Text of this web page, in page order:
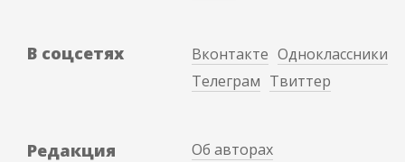
В соцсетях Вконтакте Одноклассники
Телеграм Твиттер
Редакция
Об авторах